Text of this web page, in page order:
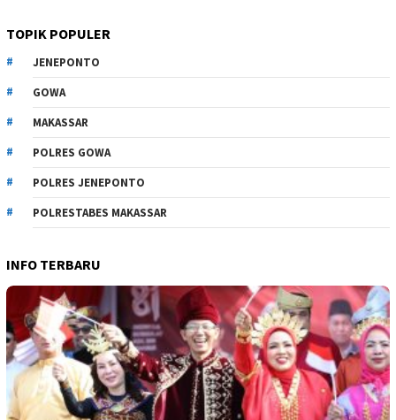
TOPIK POPULER
JENEPONTO
GOWA
MAKASSAR
POLRES GOWA
POLRES JENEPONTO
POLRESTABES MAKASSAR
INFO TERBARU